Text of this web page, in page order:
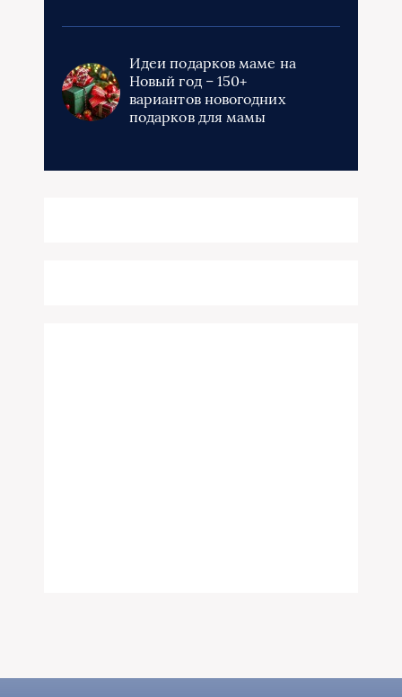
Идеи подарков маме на
Новый год – 150+
вариантов новогодних
подарков для мамы